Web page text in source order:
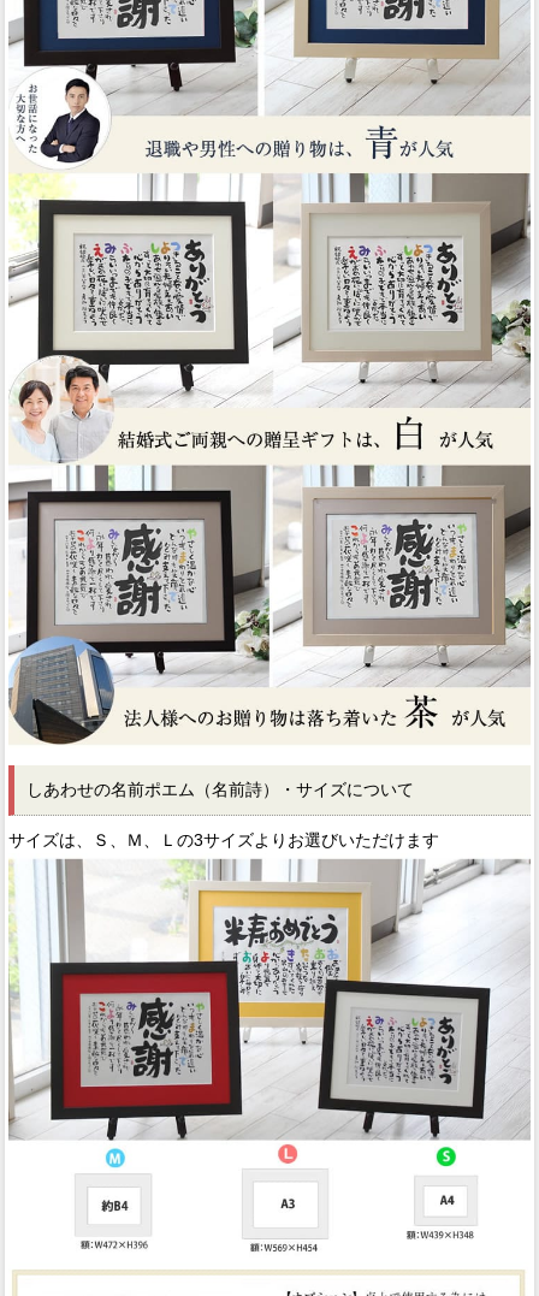
しあわせの名前ポエム（名前詩）・サイズについて
サイズは、Ｓ、Ｍ、Ｌの3サイズよりお選びいただけます